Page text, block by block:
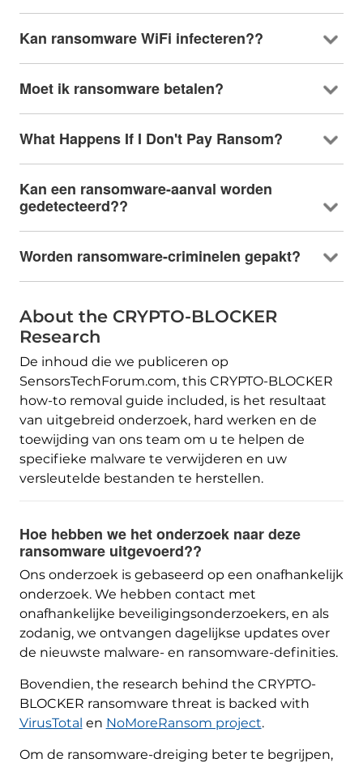
Kan ransomware WiFi infecteren??
Moet ik ransomware betalen?
What Happens If I Don't Pay Ransom?
Kan een ransomware-aanval worden
gedetecteerd??
Worden ransomware-criminelen gepakt?
About the CRYPTO-BLOCKER
Research
De inhoud die we publiceren op
SensorsTechForum.com, this CRYPTO-BLOCKER
how-to removal guide included, is het resultaat
van uitgebreid onderzoek, hard werken en de
toewijding van ons team om u te helpen de
specifieke malware te verwijderen en uw
versleutelde bestanden te herstellen.
Hoe hebben we het onderzoek naar deze
ransomware uitgevoerd??
Ons onderzoek is gebaseerd op een onafhankelijk
onderzoek. We hebben contact met
onafhankelijke beveiligingsonderzoekers, en als
zodanig, we ontvangen dagelijkse updates over
de nieuwste malware- en ransomware-definities.
Bovendien, the research behind the CRYPTO-
BLOCKER ransomware threat is backed with
VirusTotal en NoMoreRansom project.
Om de ransomware-dreiging beter te begrijpen,